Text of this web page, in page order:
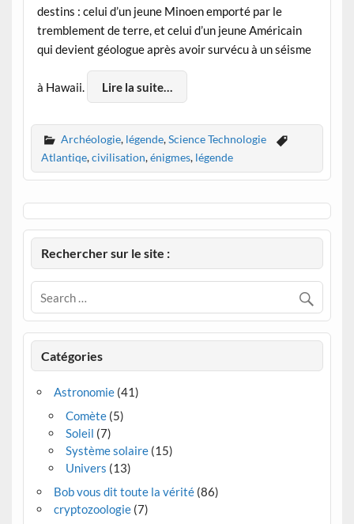
destins : celui d’un jeune Minoen emporté par le
tremblement de terre, et celui d’un jeune Américain
qui devient géologue après avoir survécu à un séisme
à Hawaii. Lire la suite…
Archéologie, légende,Science Technologie
Atlantiqe,civilisation,énigmes, légende
Rechercher sur le site :
Catégories
Astronomie(41)
Comète(5)
Soleil (7)
Système solaire(15)
Univers (13)
Bob vous dit toute la vérité(86)
cryptozoologie(7)